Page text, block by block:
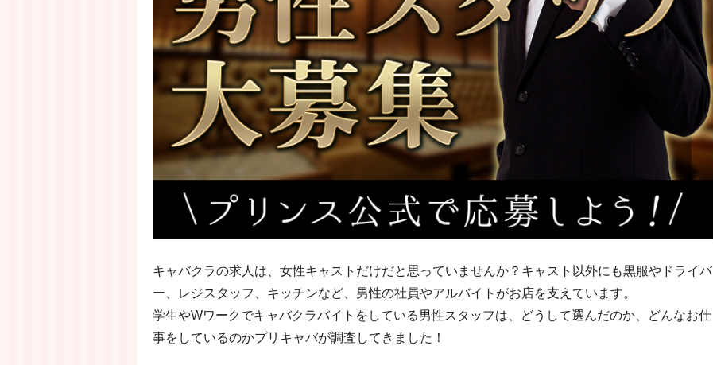
キャバクラの求人は、女性キャストだけだと思っていませんか？キャスト以外にも黒服やドライバ
ー、レジスタッフ、キッチンなど、男性の社員やアルバイトがお店を支えています。
学生やWワークでキャバクラバイトをしている男性スタッフは、どうして選んだのか、どんなお仕
事をしているのかプリキャバが調査してきました！